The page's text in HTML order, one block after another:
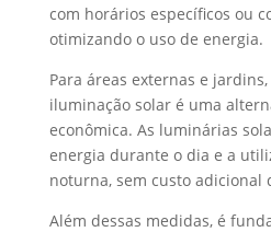
com horários específicos ou
otimizando o uso de energia.
Para áreas externas e
iluminação solar é uma
econômica. As luminárias
energia durante o dia e a
noturna, sem custo adicional
Além dessas medidas, é